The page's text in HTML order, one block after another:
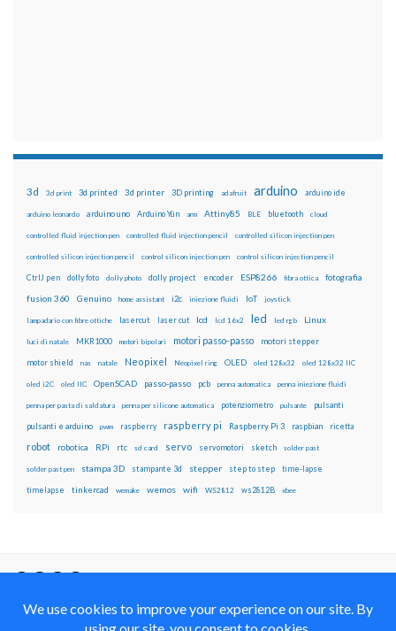
3d 3d print 3d printed 3d printer 3D printing adafruit arduino arduino ide
arduino leonardo arduino uno Arduino Yún arm Attiny85 BLE bluetooth cloud
controlled fluid injection pen controlled fluid injection pencil controlled silicon injection pen
controlled silicon injection pencil control silicon injection pen control silicon injection pencil
CtrlJ pen dolly foto dolly photo dolly project encoder ESP8266 fibra ottica fotografia
fusion 360 Genuino home assistant i2c iniezione fluidi IoT joystick
lampadario con fibre ottiche lasercut laser cut lcd lcd 16x2 led led rgb Linux
luci di natale MKR1000 motori bipolari motori passo-passo motori stepper
motor shield nas natale Neopixel Neopixel ring OLED oled 128x32 oled 128x32 IIC
oled i2C oled IIC OpenSCAD passo-passo pcb penna automatica penna iniezione fluidi
penna per pasta di saldatura penna per silicone automatica potenziometro pulsante pulsanti
pulsanti e arduino pwm raspberry raspberry pi Raspberry Pi 3 raspbian ricetta
robot robotica RPi rtc sd card servo servomotori sketch solder past
solder past pen stampa 3D stampante 3d stepper step to step time-lapse
timelapse tinkercad wemake wemos wifi WS2812 ws2812B xbee
Alike 4.0 International